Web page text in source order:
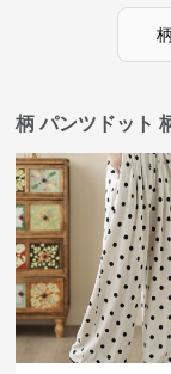
柄 パンツドット